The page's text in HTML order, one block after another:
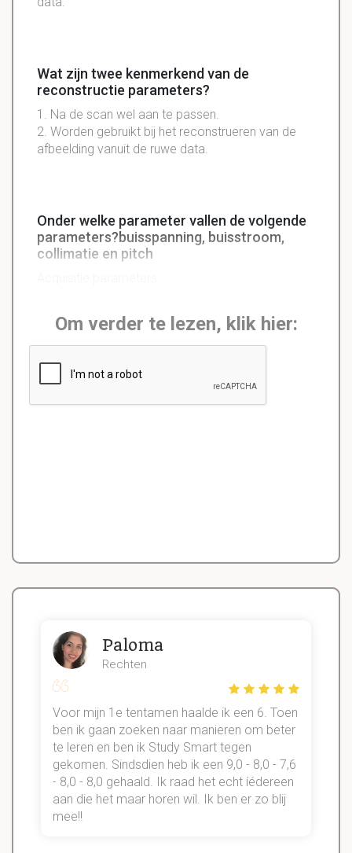
Wat zijn twee kenmerkend van de
reconstructie parameters?
1. Na de scan wel aan te passen.
2. Worden gebruikt bij het reconstrueren van de
afbeelding vanuit de ruwe data.
Onder welke parameter vallen de volgende
parameters?buisspanning, buisstroom,
collimatie en pitch
Om verder te lezen, klik hier:
Paloma
Rechten
Voor mijn 1e tentamen haalde ik een 6. Toen
ben ik gaan zoeken naar manieren om beter
te leren en ben ik Study Smart tegen
gekomen. Sindsdien heb ik een 9,0 - 8,0 - 7,6
- 8,0 - 8,0 gehaald. Ik raad het echt íédereen
aan die het maar horen wil. Ik ben er zo blij
mee!!